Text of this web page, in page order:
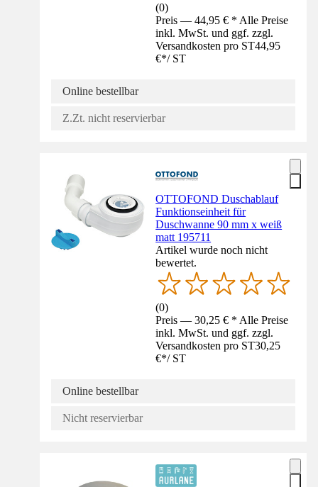
(0)
Preis — 44,95 € * Alle Preise
inkl. MwSt. und ggf. zzgl.
Versandkosten pro ST44,95
€*/ ST
Online bestellbar
Z.Zt. nicht reservierbar
OTTOFOND Duschablauf
Funktionseinheit für
Duschwanne 90 mm x weiß
matt 195711
Artikel wurde noch nicht
bewertet.
(0)
Preis — 30,25 € * Alle Preise
inkl. MwSt. und ggf. zzgl.
Versandkosten pro ST30,25
€*/ ST
Online bestellbar
Nicht reservierbar